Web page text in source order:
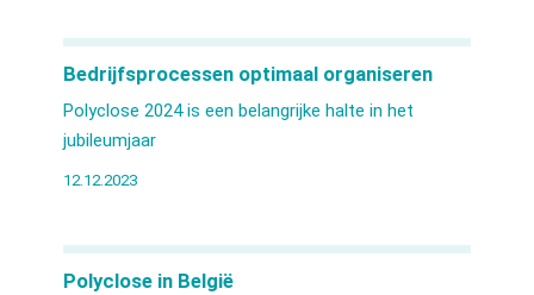
Bedrijfsprocessen optimaal organiseren
Polyclose 2024 is een belangrijke halte in het
jubileumjaar
12.12.2023
Polyclose in België